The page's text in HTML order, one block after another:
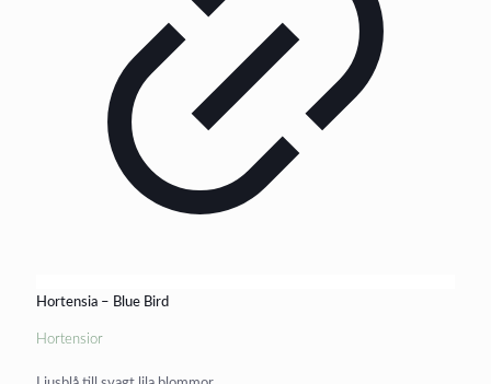
Hortensia – Blue Bird
Hortensior